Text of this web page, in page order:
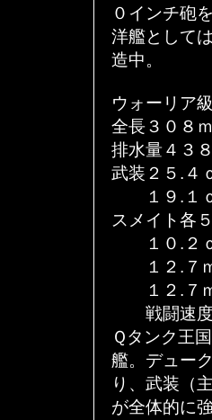
０インチ砲
洋艦として
造中。
ウォーリア
全長３０８ｍ
排水量４３
武装２５.４
１９.１ｃ
スメイト各５
１０.２ｃ
１２.７ｍ
１２.７ｍ
戦闘速度
Ｑタンク王
艦。デュー
り、武装（
が全体的に